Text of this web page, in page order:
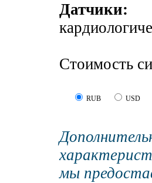
Стоимость
RUB USD
мы